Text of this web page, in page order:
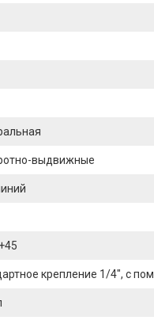
выдвижные
крепление 1/4", с